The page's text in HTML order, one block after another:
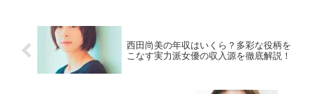
西田尚美の年収はいくら？多彩な役柄を
こなす実力派女優の収入源を徹底解説！